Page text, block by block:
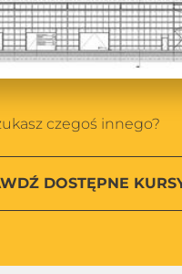
czegoś innego?
DOSTĘPNE